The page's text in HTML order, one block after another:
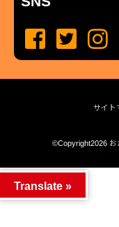
サイト
©Copyright2026 お
Translate »